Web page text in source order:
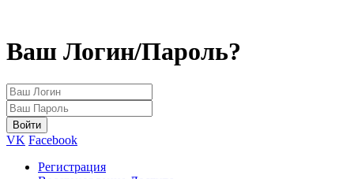
Ваш Логин/Пароль?
VK Facebook
Регистрация